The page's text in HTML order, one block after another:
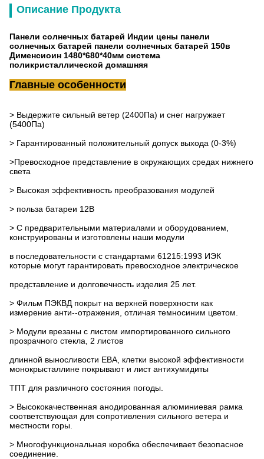
Описание Продукта
Панели солнечных батарей Индии цены панели
солнечных батарей панели солнечных батарей 150в
Дименсиоин 1480*680*40мм система
поликристаллической домашняя
Главные особенности
> Выдержите сильный ветер (2400Па) и снег нагружает
(5400Па)
> Гарантированный положительный допуск выхода (0-3%)
>Превосходное представление в окружающих средах нижнего
света
> Высокая эффективность преобразования модулей
> польза батареи 12В
> С предварительными материалами и оборудованием,
конструированы и изготовлены наши модули
в последовательности с стандартами 61215:1993 ИЭК
которые могут гарантировать превосходное электрическое
представление и долговечность изделия 25 лет.
> Фильм ПЭКВД покрыт на верхней поверхности как
измерение анти--отражения, отличая темносиним цветом.
> Модули врезаны с листом импортированного сильного
прозрачного стекла, 2 листов
длинной выносливости ЕВА, клетки высокой эффективности
монокрысталлине покрывают и лист антихумидиты
ТПТ для различного состояния погоды.
> Высококачественная анодированная алюминиевая рамка
соответствующая для сопротивления сильного ветера и
местности горы.
> Многофункциональная коробка обеспечивает безопасное
соединение.